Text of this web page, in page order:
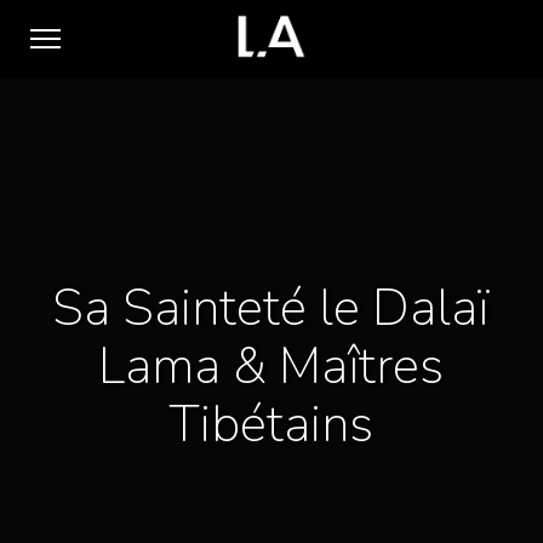
Sa Sainteté le Dalaï
Lama & Maîtres
Tibétains